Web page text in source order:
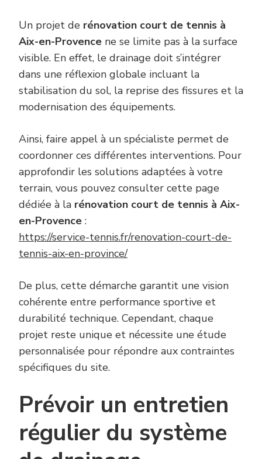
Un projet de rénovation court de tennis à
Aix-en-Provence ne se limite pas à la surface
visible. En effet, le drainage doit s’intégrer
dans une réflexion globale incluant la
stabilisation du sol, la reprise des fissures et la
modernisation des équipements.
Ainsi, faire appel à un spécialiste permet de
coordonner ces différentes interventions. Pour
approfondir les solutions adaptées à votre
terrain, vous pouvez consulter cette page
dédiée à la rénovation court de tennis à Aix-
en-Provence :
https://service-tennis.fr/renovation-court-de-
tennis-aix-en-province/
De plus, cette démarche garantit une vision
cohérente entre performance sportive et
durabilité technique. Cependant, chaque
projet reste unique et nécessite une étude
personnalisée pour répondre aux contraintes
spécifiques du site.
Prévoir un entretien
régulier du système